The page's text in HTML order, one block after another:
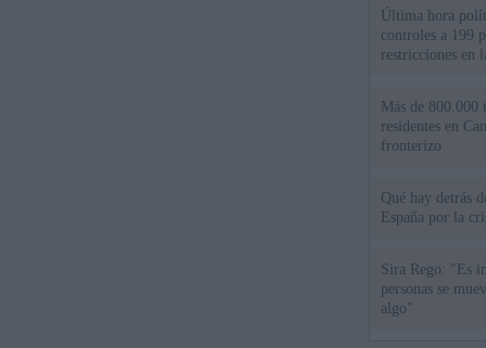
Última hora
controles a 199
restricciones en
Más de 800.000
residentes en
fronterizo
Qué hay detrás
España por la
Sira Rego: "Es
personas se
algo"